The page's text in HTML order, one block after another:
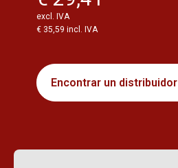
excl. IVA
€ 35,59 incl. IVA
Encontrar un distribuidor